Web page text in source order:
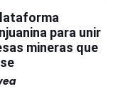
para unir
mineras que